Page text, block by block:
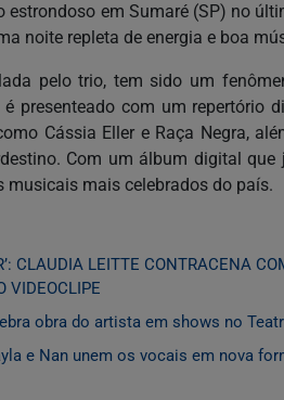
estrondoso em Sumaré (SP) no
noite repleta de energia e boa
pelo trio, tem sido um
presenteado com um repertório
Cássia Eller e Raça Negra,
Com um álbum digital
musicais mais celebrados do país.
CLAUDIA LEITTE CONTRACENA
VIDEOCLIPE
obra do artista em shows no
e Nan unem os vocais em nova